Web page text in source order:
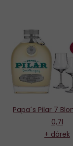
Papa´s Pilar 7
0,7l
+ dárek